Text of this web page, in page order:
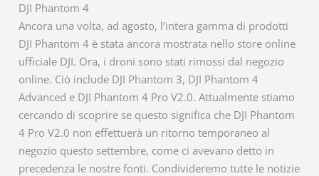
DJI Phantom 4
Ancora una volta, ad agosto, l’intera gamma di prodotti
DJI Phantom 4 è stata ancora mostrata nello store online
ufficiale DJI. Ora, i droni sono stati rimossi dal negozio
online. Ciò include DJI Phantom 3, DJI Phantom 4
Advanced e DJI Phantom 4 Pro V2.0. Attualmente stiamo
cercando di scoprire se questo significa che DJI Phantom
4 Pro V2.0 non effettuerà un ritorno temporaneo al
negozio questo settembre, come ci avevano detto in
precedenza le nostre fonti. Condivideremo tutte le notizie